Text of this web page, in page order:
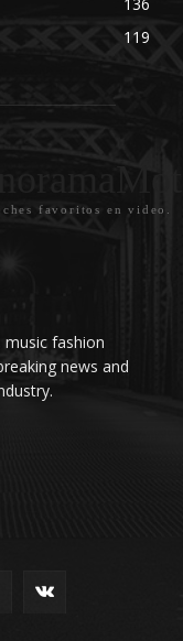
119
favoritos en video.
fashion
news and